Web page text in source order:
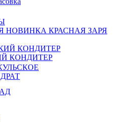
КРАСНАЯ ЗАРЯ
КОНДИТЕР